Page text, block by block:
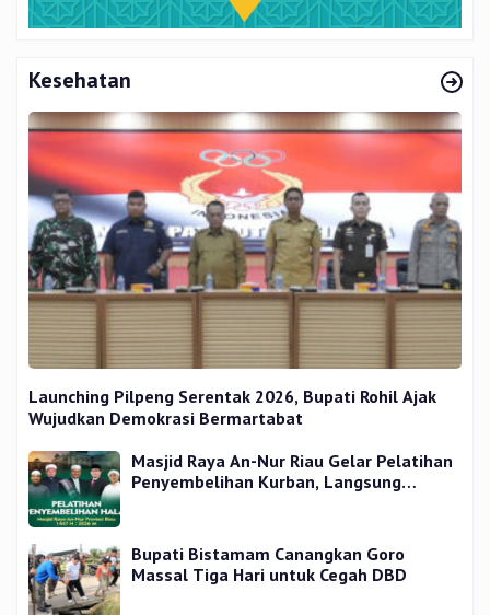
Kesehatan
Launching Pilpeng Serentak 2026, Bupati Rohil Ajak
Wujudkan Demokrasi Bermartabat
Masjid Raya An-Nur Riau Gelar Pelatihan
Penyembelihan Kurban, Langsung
Bupati Bistamam Canangkan Goro
Massal Tiga Hari untuk Cegah DBD